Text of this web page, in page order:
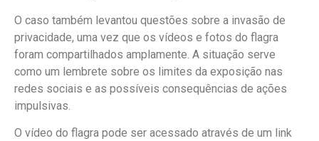
O caso também levantou questões sobre a invasão de
privacidade, uma vez que os vídeos e fotos do flagra
foram compartilhados amplamente. A situação serve
como um lembrete sobre os limites da exposição nas
redes sociais e as possíveis consequências de ações
impulsivas.
O vídeo do flagra pode ser acessado através de um link